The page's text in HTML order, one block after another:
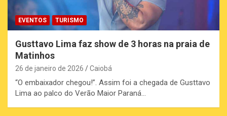
EVENTOS TURISMO
Gusttavo Lima faz show de 3 horas na praia de
Matinhos
26 de janeiro de 2026 Caiobá
“O embaixador chegou!”. Assim foi a chegada de Gusttavo
Lima ao palco do Verão Maior Paraná…